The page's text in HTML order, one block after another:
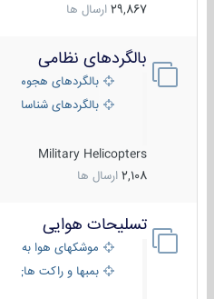
29,867 ارسال ها
بالگردهای نظامی
بالگردهای هجومی
بالگردهای شناسایی
Military Helicopters
2,108 ارسال ها
تسلیحات هوایی
موشکهای هوا به هوا
بمبها و راکت های هوایی